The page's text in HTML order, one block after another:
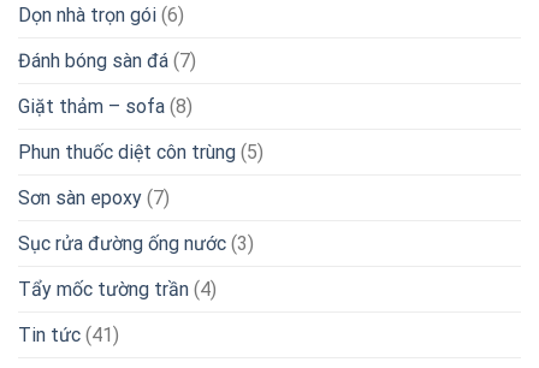
Dọn nhà trọn gói (6)
Đánh bóng sàn đá (7)
Giặt thảm – sofa (8)
Phun thuốc diệt côn trùng (5)
Sơn sàn epoxy (7)
Sục rửa đường ống nước (3)
Tẩy mốc tường trần (4)
Tin tức (41)